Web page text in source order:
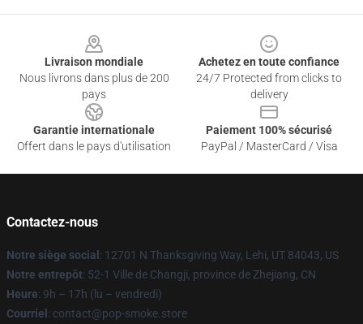
Livraison mondiale
Nous livrons dans plus de 200
pays
Achetez en toute confiance
24/7 Protected from clicks to
delivery
Garantie internationale
Offert dans le pays d'utilisation
Paiement 100% sécurisé
PayPal / MasterCard / Visa
Contactez-nous
Notre siège social : 12701 N Thanksgiving Way, Lehi, UT 84043, US
Notre entrepôt: 52-1 Ville de Changji, province de Zhejiang, CN
Heure: 9h – 17h (lu – vendredi)
Courriel : contact@pop-smoke.store